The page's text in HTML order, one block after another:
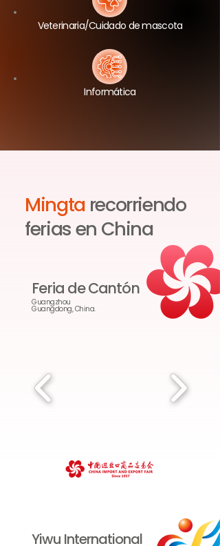
Veterinaria/Cuidado de mascota
Informática
Mingtarecorriendo
ferias en China
Feria de Cantón
Guangzhou
Guangdong, China.
Yiwu International